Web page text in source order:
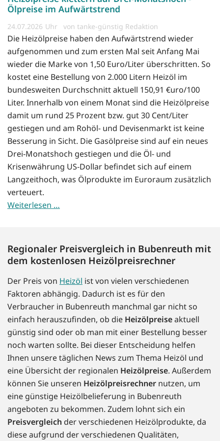
Ölpreise im Aufwärtstrend
24.07.2026 von tanke-günstig Redaktion
Die Heizölpreise haben den Aufwärtstrend wieder
aufgenommen und zum ersten Mal seit Anfang Mai
wieder die Marke von 1,50 Euro/Liter überschritten. So
kostet eine Bestellung von 2.000 Litern Heizöl im
bundesweiten Durchschnitt aktuell 150,91 €uro/100
Liter. Innerhalb von einem Monat sind die Heizölpreise
damit um rund 25 Prozent bzw. gut 30 Cent/Liter
gestiegen und am Rohöl- und Devisenmarkt ist keine
Besserung in Sicht. Die Gasölpreise sind auf ein neues
Drei-Monatshoch gestiegen und die Öl- und
Krisenwährung US-Dollar befindet sich auf einem
Langzeithoch, was Ölprodukte im Euroraum zusätzlich
verteuert.
Weiterlesen …
Regionaler Preisvergleich in Bubenreuth mit
dem kostenlosen Heizölpreisrechner
Der Preis von Heizöl ist von vielen verschiedenen
Faktoren abhängig. Dadurch ist es für den
Verbraucher in Bubenreuth manchmal gar nicht so
einfach herauszufinden, ob die Heizölpreiseaktuell
günstig sind oder ob man mit einer Bestellung besser
noch warten sollte. Bei dieser Entscheidung helfen
Ihnen unsere täglichen News zum Thema Heizöl und
eine Übersicht der regionalen Heizölpreise. Außerdem
können Sie unseren Heizölpreisrechner nutzen, um
eine günstige Heizölbelieferung in Bubenreuth
angeboten zu bekommen. Zudem lohnt sich ein
Preisvergleich der verschiedenen Heizölprodukte, da
diese aufgrund der verschiedenen Qualitäten,